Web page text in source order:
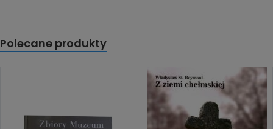
Polecane produkty